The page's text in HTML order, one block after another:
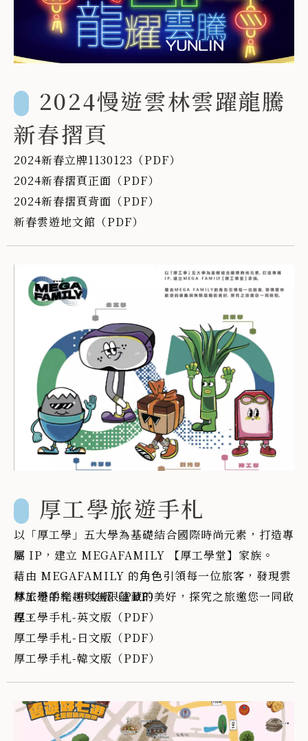
2024慢遊雲林雲躍龍騰
新春摺頁
2024新春立牌1130123（PDF）
2024新春摺頁正面（PDF）
2024新春摺頁背面（PDF）
新春雲遊地文館（PDF）
厚工學旅遊手札
以「厚⼯學」五⼤學為基礎結合國際時尚元素，打造專
屬 IP，建立 MEGAFAMILY 【厚⼯學堂】家族。
藉由 MEGAFAMILY 的⾓⾊引領每⼀位旅客，發現雲
林旅遊的樂趣與無限蘊藏的美好，探究之旅邀您⼀同啟
程。
厚工學手札-中文版（PDF）
厚工學手札-英文版（PDF）
厚工學手札-日文版（PDF）
厚工學手札-韓文版（PDF）